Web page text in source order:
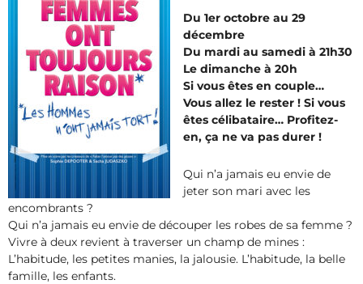
Du 1er octobre au 29
décembre
Du mardi au samedi à 21h30
Le dimanche à 20h
Si vous êtes en couple…
Vous allez le rester ! Si vous
êtes célibataire… Profitez-
en, ça ne va pas durer !
Qui n’a jamais eu envie de
jeter son mari avec les
encombrants ?
Qui n’a jamais eu envie de découper les robes de sa femme ?
Vivre à deux revient à traverser un champ de mines :
L’habitude, les petites manies, la jalousie. L’habitude, la belle
famille, les enfants.